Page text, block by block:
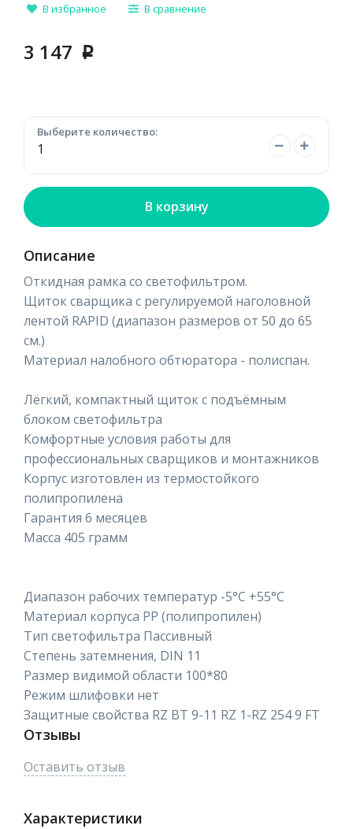
В избранное В сравнение
3 147 p
Выберите количество:
В корзину
Описание
Откидная рамка со светофильтром.
Щиток сварщика с регулируемой наголовной
лентой RAPID (диапазон размеров от 50 до 65
см.)
Материал налобного обтюратора - полиспан.
Лёгкий, компактный щиток с подъёмным
блоком светофильтра
Комфортные условия работы для
профессиональных сварщиков и монтажников
Корпус изготовлен из термостойкого
полипропилена
Гарантия 6 месяцев
Масса 405 грамм
Диапазон рабочих температур -5°C +55°C
Материал корпуса PP (полипропилен)
Тип светофильтра Пассивный
Степень затемнения, DIN 11
Размер видимой области 100*80
Режим шлифовки нет
Защитные свойства RZ BT 9-11 RZ 1-RZ 254 9 FT
Отзывы
Оставить отзыв
Характеристики